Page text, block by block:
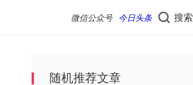
微信公众号 今日头条 搜索
随机推荐文章